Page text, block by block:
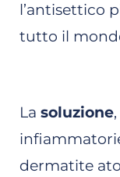
l’antisettico
tutto il
La soluzione
dermatite